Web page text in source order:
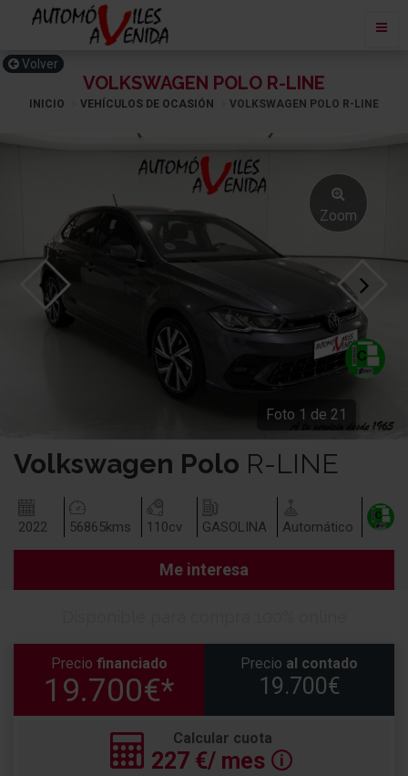
VOLKSWAGEN POLO R-LINE
Volver
INICIO VEHÍCULOS DE OCASIÓN VOLKSWAGEN POLO R-LINE
Zoom
Foto 1 de 21
Volkswagen Polo R-LINE
2022 56865kms 110cv GASOLINA Automático
Me interesa
Precio financiado
19.700€*
Precio al contado
19.700€
Calcular cuota
227 €/ mes 🛈